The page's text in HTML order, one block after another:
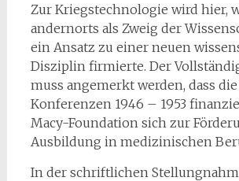
Zur Kriegstechnologie wird hier,
andernorts als Zweig der
ein Ansatz zu einer neuen
Disziplin firmierte. Der
muss angemerkt werden, dass
Konferenzen 1946 – 1953
Macy-Foundation sich zur
Ausbildung in medizinischen
In der schriftlichen